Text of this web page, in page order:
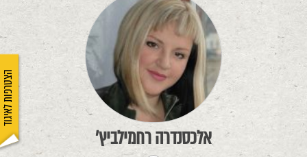
הצטרפות לאיגוד
אלכסנדרה רחמילביץ'